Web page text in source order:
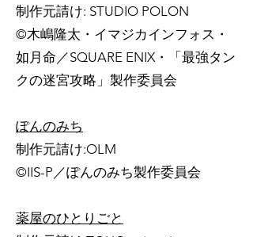
制作元請け: STUDIO POLON
©木嶋隆太・イマジカインフォス・
如月命／SQUARE ENIX・「最強タン
クの迷宮攻略」製作委員会
ぽんのみち
制作元請け:OLM
©IIS-P／ぽんのみち製作委員会
薬屋のひとりごと